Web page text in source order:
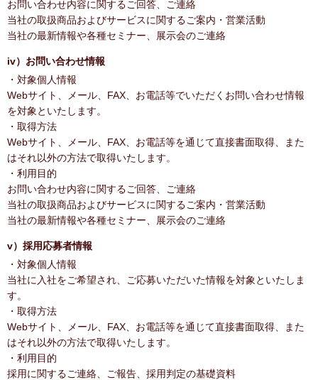
お問い合わせ内容に関するご回答、ご連絡
当社の取扱商品およびサービスに関するご案内・営業活動
当社の最新情報や各種セミナー、展示会のご連絡
iv）お問い合わせ情報
・対象個人情報
Webサイト、メール、FAX、お電話等でいただくお問い合わせ情報
を対象といたします。
・取得方法
Webサイト、メール、FAX、お電話等を通じて直接書面取得、また
はそれ以外の方法で取得いたします。
・利用目的
お問い合わせ内容に関するご回答、ご連絡
当社の取扱商品およびサービスに関するご案内・営業活動
当社の最新情報や各種セミナー、展示会のご連絡
v）採用応募者情報
・対象個人情報
当社に入社をご希望され、ご応募いただいた情報を対象といたしま
す。
・取得方法
Webサイト、メール、FAX、お電話等を通じて直接書面取得、また
はそれ以外の方法で取得いたします。
・利用目的
採用に関するご連絡、ご報告、採用判定の基礎資料